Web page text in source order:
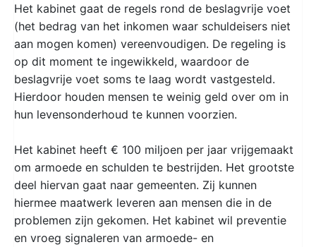
Het kabinet gaat de regels rond de beslagvrije voet
(het bedrag van het inkomen waar schuldeisers niet
aan mogen komen) vereenvoudigen. De regeling is
op dit moment te ingewikkeld, waardoor de
beslagvrije voet soms te laag wordt vastgesteld.
Hierdoor houden mensen te weinig geld over om in
hun levensonderhoud te kunnen voorzien.
Het kabinet heeft € 100 miljoen per jaar vrijgemaakt
om armoede en schulden te bestrijden. Het grootste
deel hiervan gaat naar gemeenten. Zij kunnen
hiermee maatwerk leveren aan mensen die in de
problemen zijn gekomen. Het kabinet wil preventie
en vroeg signaleren van armoede- en